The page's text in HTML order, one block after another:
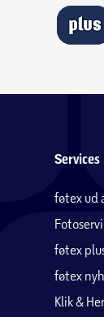
Services
føtex ud
føtex
føtex
Klik &